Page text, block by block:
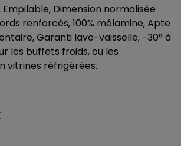
Dimension normalisée
renforcés, 100% mélamine, Apte
Garanti lave-vaisselle, -30° à
les buffets froids, ou les
vitrines réfrigérées.